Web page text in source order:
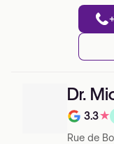
Dr.
Note de
3.3★
Rue de